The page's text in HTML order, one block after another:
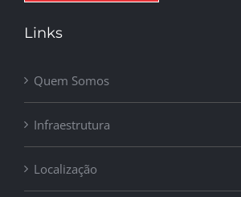
Links
Quem Somos
Infraestrutura
Localização